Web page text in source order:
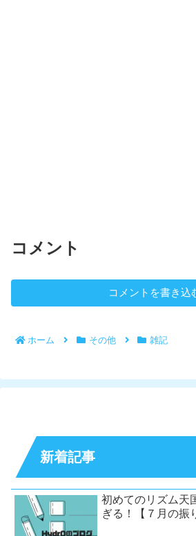
コメント
コメントを書き込
ホーム その他 雑記
新着記事
初めてのリズム天
ぎる！【７月の振